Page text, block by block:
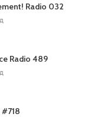
Radio 032
Radio 489